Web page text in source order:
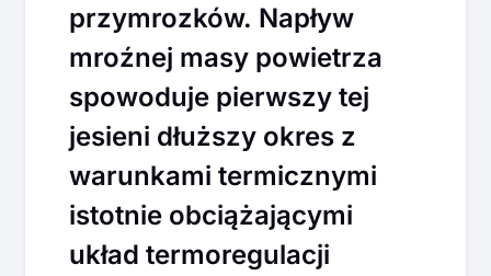
przymrozków. Napływ
mroźnej masy powietrza
spowoduje pierwszy tej
jesieni dłuższy okres z
warunkami termicznymi
istotnie obciążającymi
układ termoregulacji